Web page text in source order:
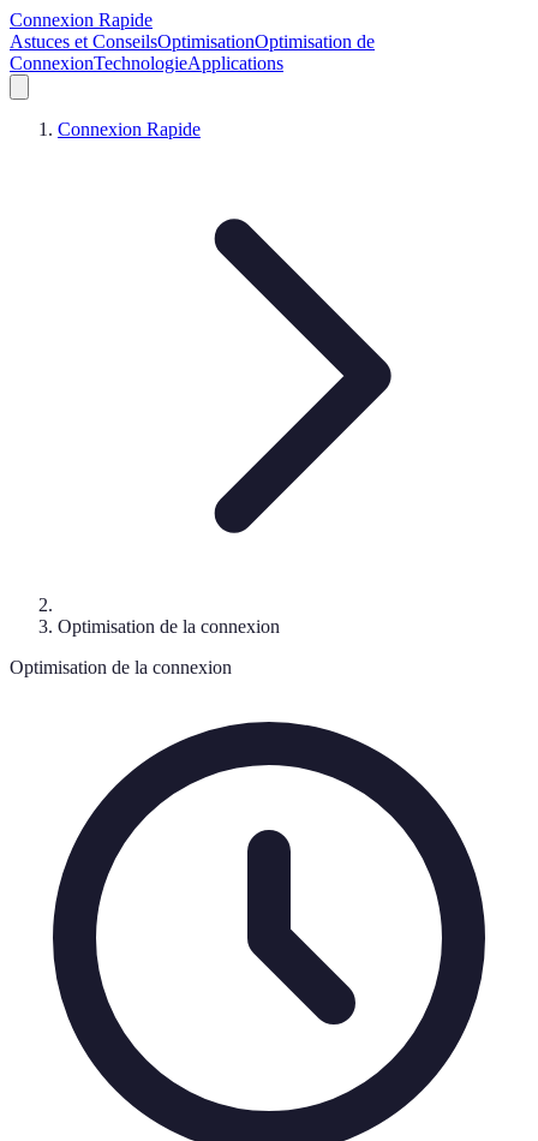
Connexion Rapide
Astuces et ConseilsOptimisationOptimisation de
ConnexionTechnologieApplications
Connexion Rapide
Optimisation de la connexion
Optimisation de la connexion